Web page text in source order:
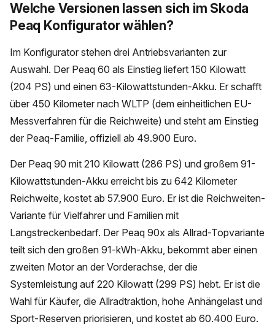
Welche Versionen lassen sich im Skoda
Peaq Konfigurator wählen?
Im Konfigurator stehen drei Antriebsvarianten zur
Auswahl. Der Peaq 60 als Einstieg liefert 150 Kilowatt
(204 PS) und einen 63-Kilowattstunden-Akku. Er schafft
über 450 Kilometer nach WLTP (dem einheitlichen EU-
Messverfahren für die Reichweite) und steht am Einstieg
der Peaq-Familie, offiziell ab 49.900 Euro.
Der Peaq 90 mit 210 Kilowatt (286 PS) und großem 91-
Kilowattstunden-Akku erreicht bis zu 642 Kilometer
Reichweite, kostet ab 57.900 Euro. Er ist die Reichweiten-
Variante für Vielfahrer und Familien mit
Langstreckenbedarf. Der Peaq 90x als Allrad-Topvariante
teilt sich den großen 91-kWh-Akku, bekommt aber einen
zweiten Motor an der Vorderachse, der die
Systemleistung auf 220 Kilowatt (299 PS) hebt. Er ist die
Wahl für Käufer, die Allradtraktion, hohe Anhängelast und
Sport-Reserven priorisieren, und kostet ab 60.400 Euro.